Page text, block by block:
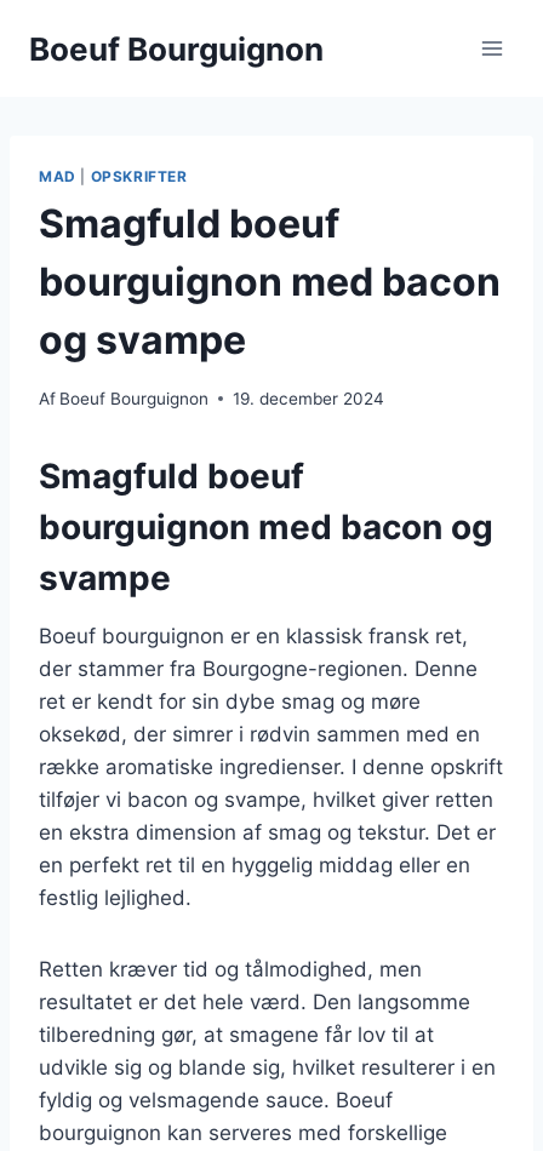
Boeuf Bourguignon
MAD OPSKRIFTER
Smagfuld boeuf
bourguignon med bacon
og svampe
Af Boeuf Bourguignon 19. december 2024
Smagfuld boeuf
bourguignon med bacon og
svampe
Boeuf bourguignon er en klassisk fransk ret,
der stammer fra Bourgogne-regionen. Denne
ret er kendt for sin dybe smag og møre
oksekød, der simrer i rødvin sammen med en
række aromatiske ingredienser. I denne opskrift
tilføjer vi bacon og svampe, hvilket giver retten
en ekstra dimension af smag og tekstur. Det er
en perfekt ret til en hyggelig middag eller en
festlig lejlighed.
Retten kræver tid og tålmodighed, men
resultatet er det hele værd. Den langsomme
tilberedning gør, at smagene får lov til at
udvikle sig og blande sig, hvilket resulterer i en
fyldig og velsmagende sauce. Boeuf
bourguignon kan serveres med forskellige